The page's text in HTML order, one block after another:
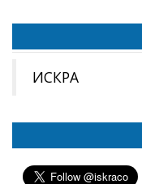
ИСКРА